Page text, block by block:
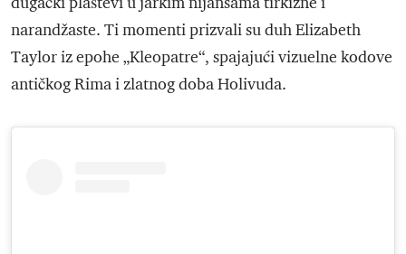
narandžaste. Ti momenti prizvali su duh Elizabeth
Taylor iz epohe „Kleopatre“, spajajući vizuelne kodove
antičkog Rima i zlatnog doba Holivuda.